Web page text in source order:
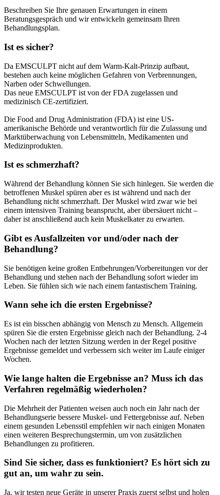
Beschreiben Sie Ihre genauen Erwartungen in einem
Beratungsgespräch und wir entwickeln gemeinsam Ihren
Behandlungsplan.
Ist es sicher?
Da EMSCULPT nicht auf dem Warm-Kalt-Prinzip aufbaut,
bestehen auch keine möglichen Gefahren von Verbrennungen,
Narben oder Schwellungen.
Das neue EMSCULPT ist von der FDA zugelassen und
medizinisch CE-zertifiziert.
Die Food and Drug Administration (FDA) ist eine US-
amerikanische Behörde und verantwortlich für die Zulassung und
Marktüberwachung von Lebensmitteln, Medikamenten und
Medizinprodukten.
Ist es schmerzhaft?
Während der Behandlung können Sie sich hinlegen. Sie werden die
betroffenen Muskel spüren aber es ist während und nach der
Behandlung nicht schmerzhaft. Der Muskel wird zwar wie bei
einem intensiven Training beansprucht, aber übersäuert nicht –
daher ist anschließend auch kein Muskelkater zu erwarten.
Gibt es Ausfallzeiten vor und/oder nach der
Behandlung?
Sie benötigen keine großen Entbehrungen/Vorbereitungen vor der
Behandlung und stehen nach der Behandlung sofort wieder im
Leben. Sie fühlen sich wie nach einem fantastischem Training.
Wann sehe ich die ersten Ergebnisse?
Es ist ein bisschen abhängig von Mensch zu Mensch. Allgemein
spüren Sie die ersten Ergebnisse gleich nach der Behandlung. 2-4
Wochen nach der letzten Sitzung werden in der Regel positive
Ergebnisse gemeldet und verbessern sich weiter im Laufe einiger
Wochen.
Wie lange halten die Ergebnisse an? Muss ich das
Verfahren regelmäßig wiederholen?
Die Mehrheit der Patienten weisen auch noch ein Jahr nach der
Behandlungserie bessere Muskel- und Fettergebnisse auf. Neben
einem gesunden Lebensstil empfehlen wir nach einigen Monaten
einen weiteren Besprechungstermin, um von zusätzlichen
Behandlungen zu profitieren.
Sind Sie sicher, dass es funktioniert? Es hört sich zu
gut an, um wahr zu sein.
Ja, wir testen neue Geräte in unserer Praxis zuerst selbst und holen